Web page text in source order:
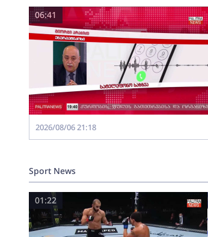
Sport News
01:22
06:41
2026/08/06 21:18